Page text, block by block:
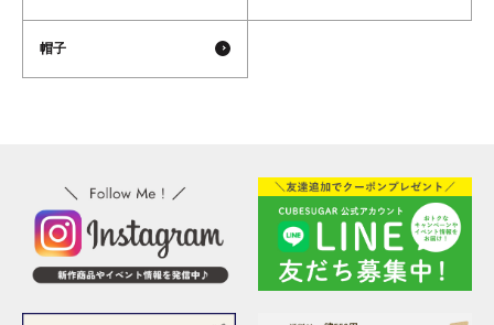
帽子